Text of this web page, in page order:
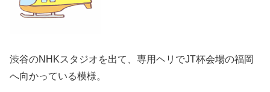
渋谷のNHKスタジオを出て、専用ヘリでJT杯会場の福岡
へ向かっている模様。